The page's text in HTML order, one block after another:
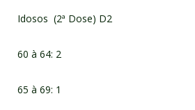
Idosos (2ª Dose) D2
60 à 64: 2
65 à 69: 1